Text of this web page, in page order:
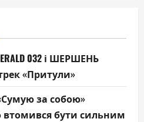
032 і ШЕРШЕНЬ
«Притули»
«Сумую за собою»
втомився бути сильним